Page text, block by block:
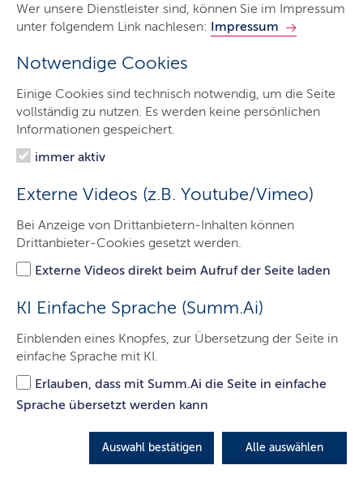
Wer unsere Dienstleister sind, können Sie im Impressum
unter folgendem Link nachlesen: Impressum
Notwendige Cookies
Einige Cookies sind technisch notwendig, um die Seite
vollständig zu nutzen. Es werden keine persönlichen
Informationen gespeichert.
immer aktiv
Externe Videos (z.B. Youtube/Vimeo)
Bei Anzeige von Drittanbietern-Inhalten können
Drittanbieter-Cookies gesetzt werden.
Externe Videos direkt beim Aufruf der Seite laden
KI Einfache Sprache (Summ.Ai)
Einblenden eines Knopfes, zur Übersetzung der Seite in
einfache Sprache mit KI.
Erlauben, dass mit Summ.Ai die Seite in einfache
Sprache übersetzt werden kann
Auswahl bestätigen Alle auswählen
Inhalte dieser Seite
Nach dem Startschuss des Projekts
Verantwortlichen nun in Husum zusammen, um
die Fortschritte vorzustellen.
Ein Unternehmen zu gründen oder zu übernehmen ist in
Deutschland immer noch mit hohem bürokratischem
Aufwand verbunden. In Schleswig-Holstein besteht mit
dem startuphafen.sh aber eine innovative Lösung, die
Realität werden lässt. Die über das Landesprogramm
Offene Innovation mit rund 350.000 Euro unterstützte